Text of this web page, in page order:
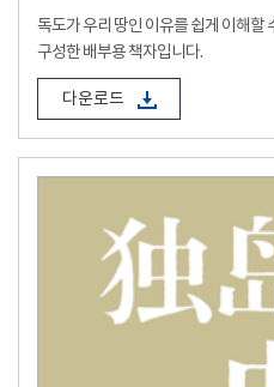
독도가 우리 땅인 이유를 쉽게 이해할
구성한 배부용 책자입니다.
다운로드